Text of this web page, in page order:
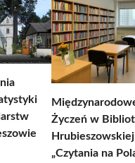
Życzeń w
„Czytania na